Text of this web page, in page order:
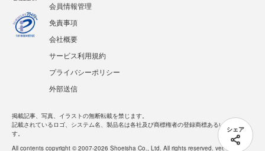
シェア
会員情報管理
免責事項
会社概要
サービス利用規約
プライバシーポリシー
外部送信
掲載記事、写真、イラストの無断転載を禁じます。
記載されているロゴ、システム名、製品名は各社及び商標権者の登録商標あるいは商標で
す。
All contents copyright © 2007-2026 Shoeisha Co., Ltd. All rights reserved. ver.1.5